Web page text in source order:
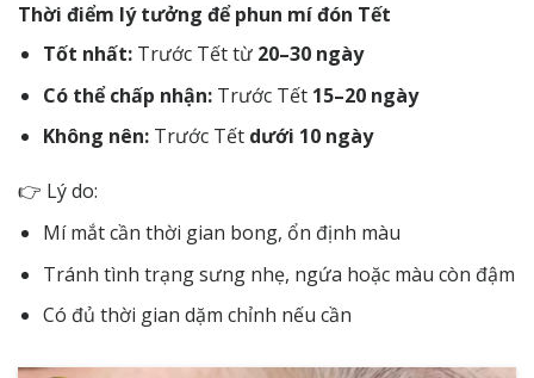
Thời điểm lý tưởng để phun mí đón Tết
Tốt nhất:Trước Tết từ 20–30 ngày
Có thể chấp nhận:Trước Tết 15–20 ngày
Không nên:Trước Tết dưới 10 ngày
👉 Lý do:
Mí mắt cần thời gian bong, ổn định màu
Tránh tình trạng sưng nhẹ, ngứa hoặc màu còn đậm
Có đủ thời gian dặm chỉnh nếu cần